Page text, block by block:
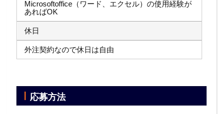
Microsoftoffice（ワード、エクセル）の使用経験が
あればOK
休日
外注契約なので休日は自由
応募方法